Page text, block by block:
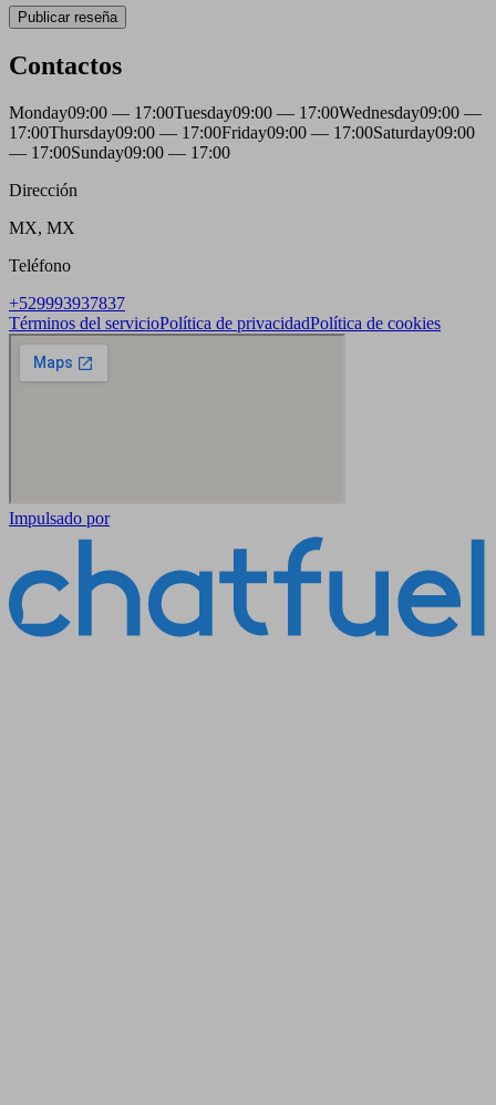
Publicar reseña
Contactos
Monday09:00 — 17:00Tuesday09:00 — 17:00Wednesday09:00 —
17:00Thursday09:00 — 17:00Friday09:00 — 17:00Saturday09:00
— 17:00Sunday09:00 — 17:00
Dirección
MX, MX
Teléfono
+529993937837
Términos del servicioPolítica de privacidadPolítica de cookies
Impulsado por